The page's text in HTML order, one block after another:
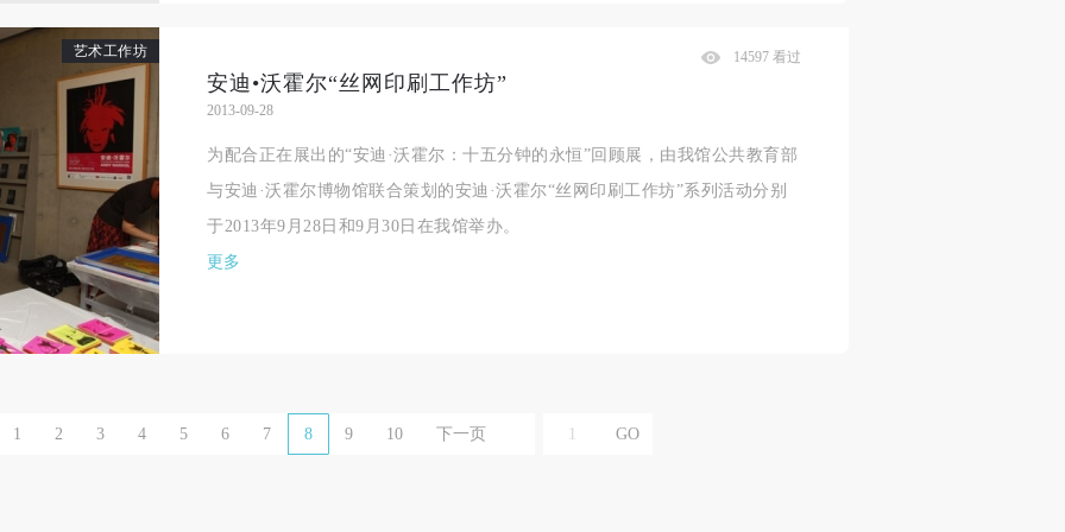
艺术工作坊
安迪•沃霍尔“丝网印刷工作坊”
2013-09-28
14597 看过
为配合正在展出的“安迪·沃霍尔：十五分钟的永恒”回顾展，由我馆公共教育部
与安迪·沃霍尔博物馆联合策划的安迪·沃霍尔“丝网印刷工作坊”系列活动分别
于2013年9月28日和9月30日在我馆举办。
更多
1 2 3 4 5 6 7 8 9 10 下一页